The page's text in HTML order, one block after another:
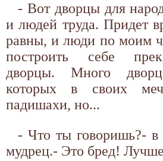
- Вот дворцы для
и людей труда. Придет
равны, и люди по моим
построить себе
дворцы. Много
которых в своих
падишахи, но...
- Что ты говоришь?- в
мудрец.- Это бред!